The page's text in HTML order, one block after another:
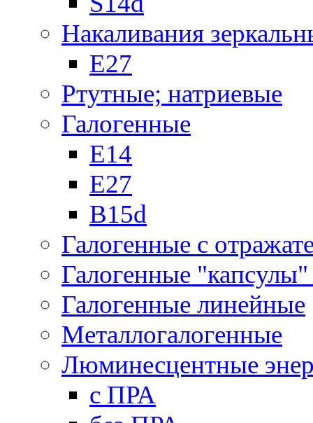
Накаливания
Е27
Ртутные; натриевые
Галогенные
Е14
Е27
B15d
Галогенные с
Галогенные "капсулы"
Галогенные линейные
Металлогалогенные
Люминесцентные
с ПРА